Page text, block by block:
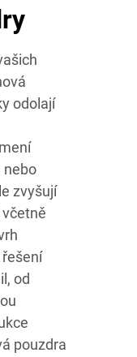
odolají
nebo
zvyšují
od
pouzdra